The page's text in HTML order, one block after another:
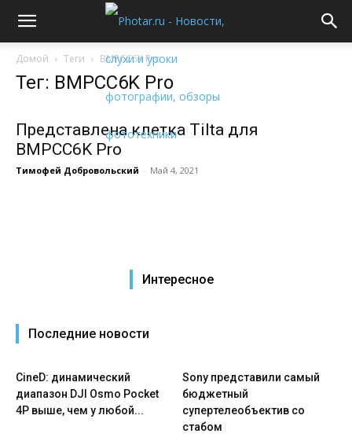
Домой Теги BMPCC6K Pro
Тег: BMPCC6K Pro
Представлена клетка Tilta для
BMPCC6K Pro
Тимофей Добровольский - Май 4, 2021
Интересное
Последние новости
CineD: динамический
диапазон DJI Osmo Pocket
4P выше, чем у любой...
Sony представили самый
бюджетный
супертелеобъектив со
стабом